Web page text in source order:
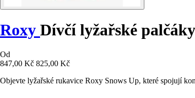
Roxy Dívčí lyžařské
Od
847,00 Kč 825,00 Kč
Objevte lyžařské rukavice Roxy Snows Up, které spojují